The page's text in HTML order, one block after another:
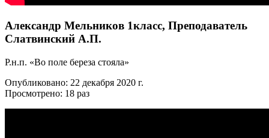
Александр Мельников 1класс, Преподаватель
Слатвинский А.П.
Р.н.п. «Во поле береза стояла»
Опубликовано: 22 декабря 2020 г.
Просмотрено: 18 раз